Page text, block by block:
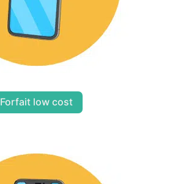
Forfait low cost